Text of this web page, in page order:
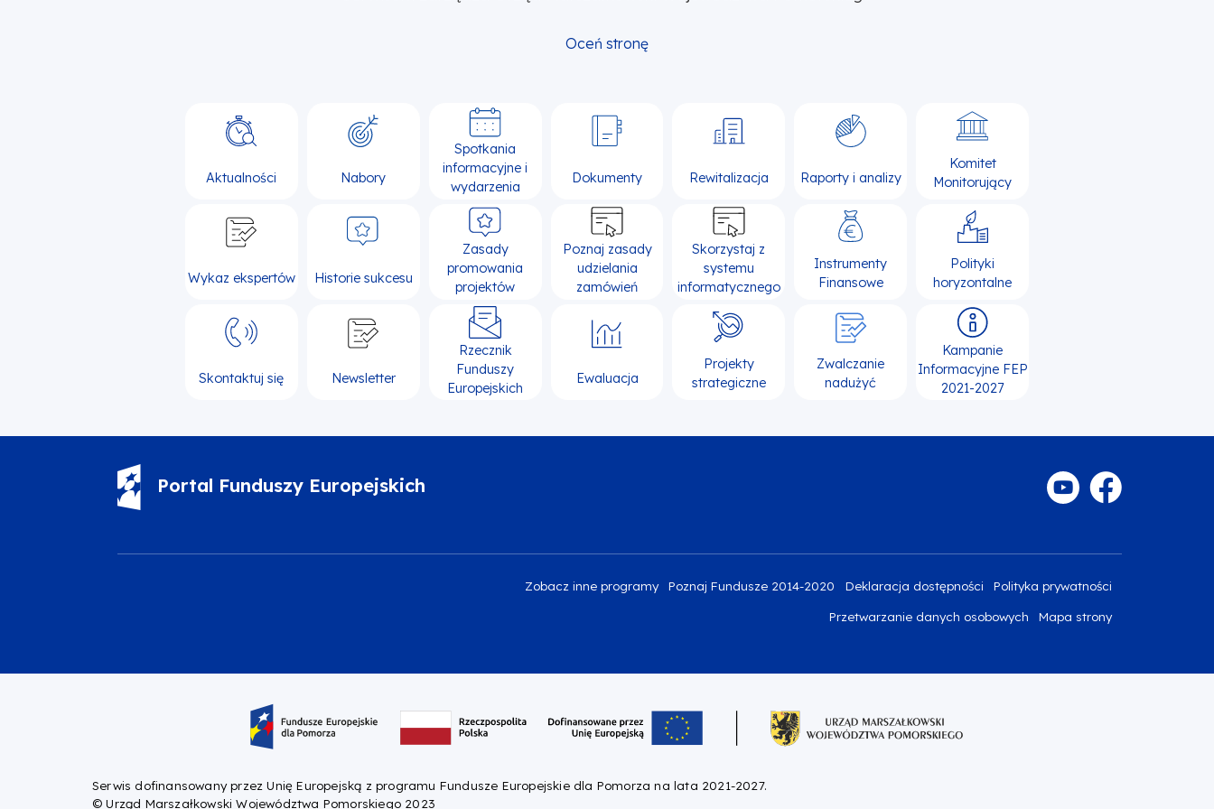
Oceń stronę
Aktualności Nabory
Spotkania
informacyjne i
wydarzenia
Dokumenty Rewitalizacja Raporty i analizy
Komitet
Monitorujący
Wykaz ekspertów Historie sukcesu
Zasady
promowania
projektów
Poznaj zasady
udzielania
zamówień
Skorzystaj z
systemu
informatycznego
Instrumenty
Finansowe
Polityki
horyzontalne
Skontaktuj się Newsletter
Rzecznik
Funduszy
Europejskich
Ewaluacja
Projekty
strategiczne
Zwalczanie
nadużyć
Kampanie
Informacyjne FEP
2021-2027
Portal Funduszy Europejskich
Zobacz inne programy Poznaj Fundusze 2014-2020 Deklaracja dostępności Polityka prywatności
Przetwarzanie danych osobowych Mapa strony
Serwis dofinansowany przez Unię Europejską z programu Fundusze Europejskie dla Pomorza na lata 2021-2027.
© Urząd Marszałkowski Województwa Pomorskiego 2023